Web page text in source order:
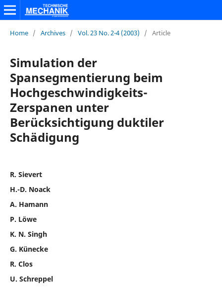
Home / Archives / Vol. 23 No. 2-4 (2003) / Article
Simulation der
Spansegmentierung beim
Hochgeschwindigkeits-
Zerspanen unter
Berücksichtigung duktiler
Schädigung
R. Sievert
H.-D. Noack
A. Hamann
P. Löwe
K. N. Singh
G. Künecke
R. Clos
U. Schreppel